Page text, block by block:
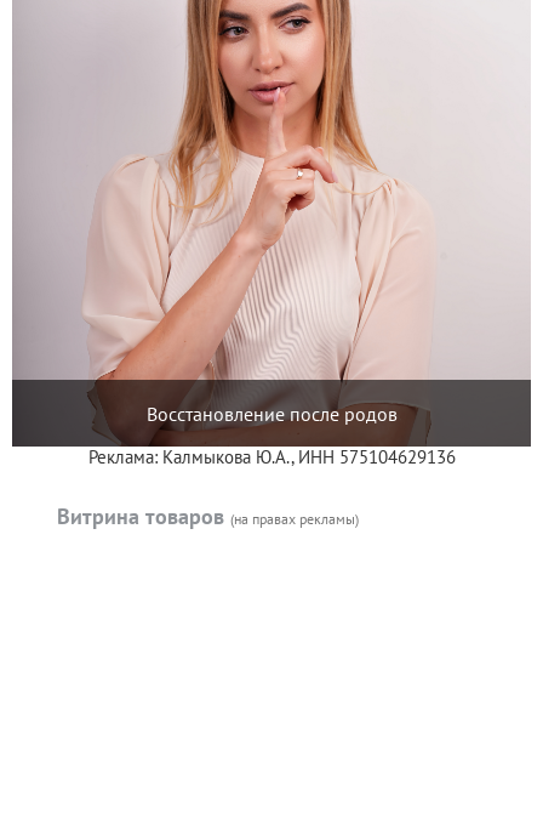
Восстановление после родов
Реклама: Калмыкова Ю.А., ИНН 575104629136
Витрина товаров (на правах рекламы)